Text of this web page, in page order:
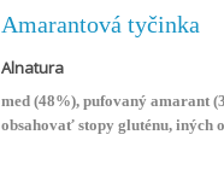
Amarantová tyčinka
Alnatura
med (48%), pufovaný amarant
obsahovať stopy gluténu, iných